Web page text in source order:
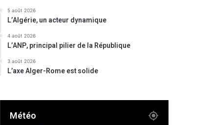
5 août 2026
L’Algérie, un acteur dynamique
4 août 2026
L’ANP, principal pilier de la République
3 août 2026
L’axe Alger-Rome est solide
Météo